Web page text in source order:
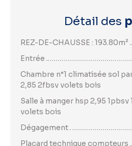
Détail des
REZ-DE-CHAUSSE : 193.80m²
Entrée
Chambre n°1 climatisée sol
2,85 2fbsv volets bois
Salle à manger hsp 2,95 1pbsv
volets bois
Dégagement
Placard technique compteurs